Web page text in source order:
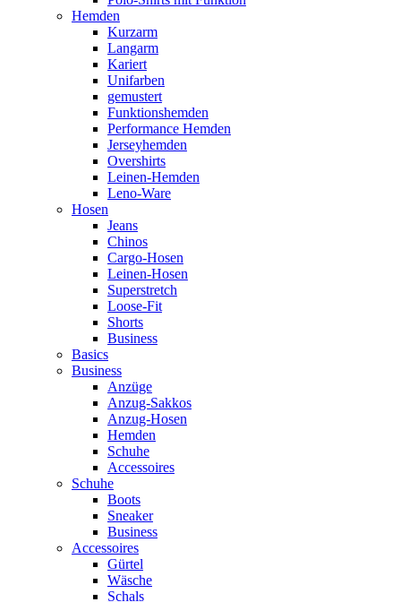
Hemden
Kurzarm
Langarm
Kariert
Unifarben
gemustert
Funktionshemden
Performance Hemden
Jerseyhemden
Overshirts
Leinen-Hemden
Leno-Ware
Hosen
Jeans
Chinos
Cargo-Hosen
Leinen-Hosen
Superstretch
Loose-Fit
Shorts
Business
Basics
Business
Anzüge
Anzug-Sakkos
Anzug-Hosen
Hemden
Schuhe
Accessoires
Schuhe
Boots
Sneaker
Business
Accessoires
Gürtel
Wäsche
Schals